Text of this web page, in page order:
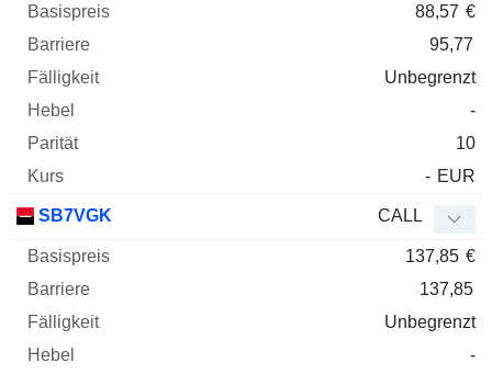
88,57 €
95,77
Unbegrenzt
-
10
- EUR
SB7VGK CALL
137,85 €
137,85
Unbegrenzt
-